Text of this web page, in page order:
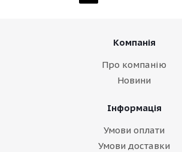
Компанія
Про компанію
Новини
Інформація
Умови оплати
Умови доставки